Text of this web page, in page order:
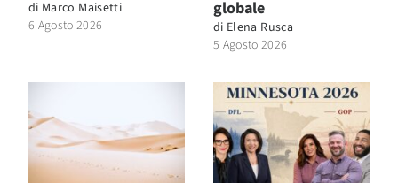
di Marco Maisetti
6 Agosto 2026
globale
di Elena Rusca
5 Agosto 2026